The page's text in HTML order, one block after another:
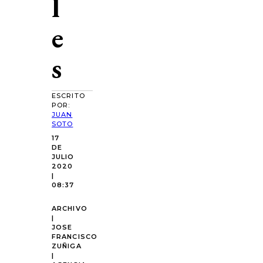
e
s
ESCRITO
POR:
JUAN
SOTO
17
DE
JULIO
2020
|
08:37
ARCHIVO
|
JOSE
FRANCISCO
ZUÑIGA
|